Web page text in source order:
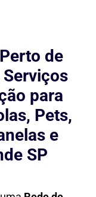
de
para
Pets,
e
SP